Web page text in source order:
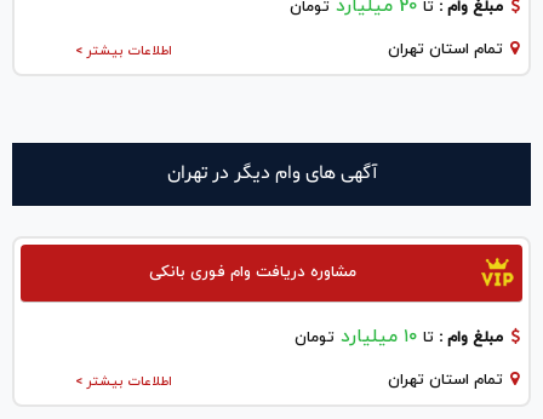
مبلغ وام : تا 20 میلیارد تومان
اطلاعات بیشتر > تمام استان تهران
آگهی های وام دیگر در تهران
مشاوره دریافت وام فوری بانکی
مبلغ وام : تا ۱۰ میلیارد تومان
اطلاعات بیشتر > تمام استان تهران